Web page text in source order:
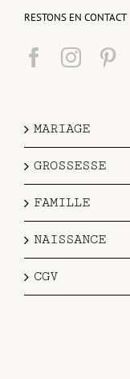
RESTONS EN CONTACT
MARIAGE
GROSSESSE
FAMILLE
NAISSANCE
CGV